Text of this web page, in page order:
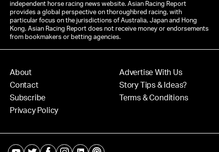
independent horse racing news website. Asian Racing Report
provides a global perspective on thoroughbred racing, with
particular focus on the jurisdictions of Australia, Japan and Hong
Kong. Asian Racing Report does not receive money or endorsements
from bookmakers or betting agencies.
About
Contact
Subscribe
Privacy Policy
Advertise With Us
Story Tips & Ideas?
Terms & Conditions